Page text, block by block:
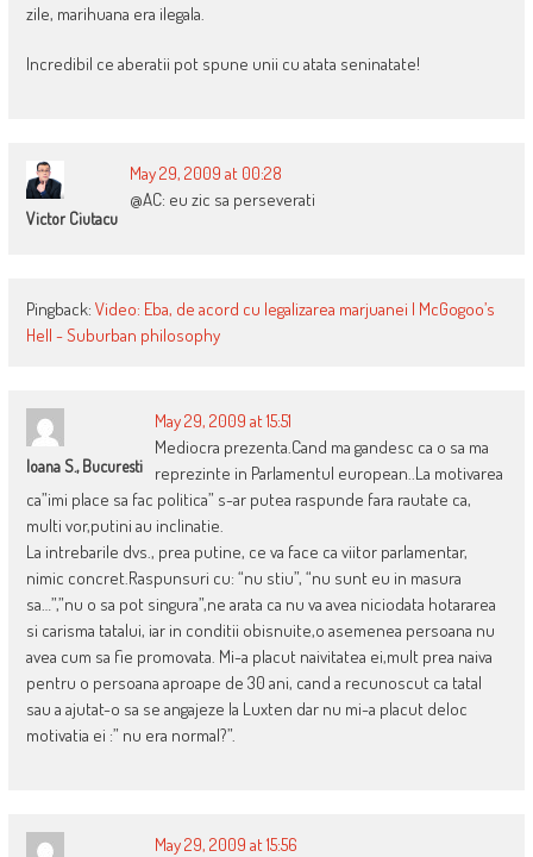
zile, marihuana era ilegala.
Incredibil ce aberatii pot spune unii cu atata seninatate!
Victor Ciutacu
May 29, 2009 at 00:28
@AC: eu zic sa perseverati
Pingback: Video: Eba, de acord cu legalizarea marjuanei | McGogoo’s
Hell - Suburban philosophy
Ioana S., Bucuresti
May 29, 2009 at 15:51
Mediocra prezenta.Cand ma gandesc ca o sa ma
reprezinte in Parlamentul european..La motivarea
ca”imi place sa fac politica” s-ar putea raspunde fara rautate ca,
multi vor,putini au inclinatie.
La intrebarile dvs., prea putine, ce va face ca viitor parlamentar,
nimic concret.Raspunsuri cu: “nu stiu”, “nu sunt eu in masura
sa…”,”nu o sa pot singura”,ne arata ca nu va avea niciodata hotararea
si carisma tatalui, iar in conditii obisnuite,o asemenea persoana nu
avea cum sa fie promovata. Mi-a placut naivitatea ei,mult prea naiva
pentru o persoana aproape de 30 ani, cand a recunoscut ca tatal
sau a ajutat-o sa se angajeze la Luxten dar nu mi-a placut deloc
motivatia ei :” nu era normal?”.
May 29, 2009 at 15:56